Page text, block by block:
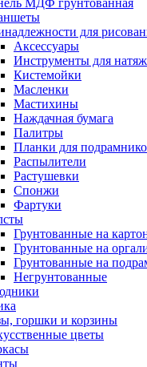
МДФ грунтованная
для
Аксессуары
Инструменты для
Кистемойки
Масленки
Мастихины
Наждачная бумага
Палитры
Планки для
Распылители
Растушевки
Спонжи
Фартуки
Грунтованные на
Грунтованные на
Грунтованные на
Негрунтованные
горшки и корзины
цветы